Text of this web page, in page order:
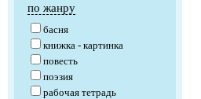
по жанру
басня
книжка - картинка
повесть
поэзия
рабочая тетрадь